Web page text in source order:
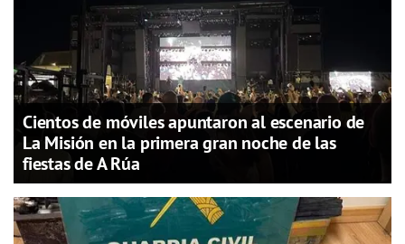
Cientos de móviles apuntaron al escenario de
La Misión en la primera gran noche de las
fiestas de A Rúa